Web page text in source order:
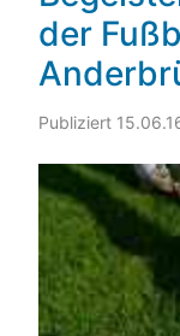
der
Publiziert